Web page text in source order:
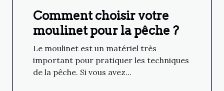
Comment choisir votre
moulinet pour la pêche ?
Le moulinet est un matériel très
important pour pratiquer les techniques
de la pêche. Si vous avez...